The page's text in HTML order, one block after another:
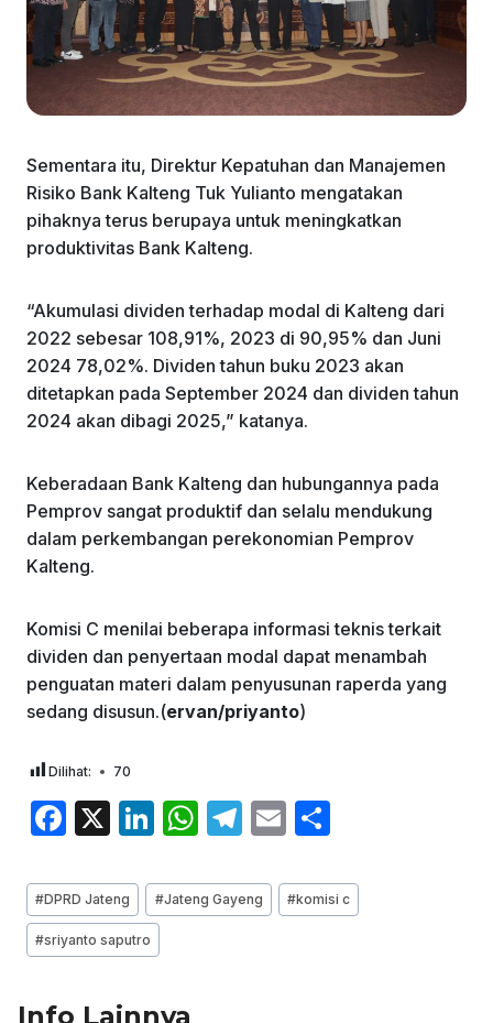
Sementara itu, Direktur Kepatuhan dan Manajemen
Risiko Bank Kalteng Tuk Yulianto mengatakan
pihaknya terus berupaya untuk meningkatkan
produktivitas Bank Kalteng.
“Akumulasi dividen terhadap modal di Kalteng dari
2022 sebesar 108,91%, 2023 di 90,95% dan Juni
2024 78,02%. Dividen tahun buku 2023 akan
ditetapkan pada September 2024 dan dividen tahun
2024 akan dibagi 2025,” katanya.
Keberadaan Bank Kalteng dan hubungannya pada
Pemprov sangat produktif dan selalu mendukung
dalam perkembangan perekonomian Pemprov
Kalteng.
Komisi C menilai beberapa informasi teknis terkait
dividen dan penyertaan modal dapat menambah
penguatan materi dalam penyusunan raperda yang
sedang disusun.(ervan/priyanto)
Dilihat: 70
F
c
e
b
X
Li
k
e
dI
W
at
s
T
e
gr
E
ai
l
ar
e
Post
Tags:
#DPRD Jateng #Jateng Gayeng #komisi c
#sriyanto saputro
Info Lainnya